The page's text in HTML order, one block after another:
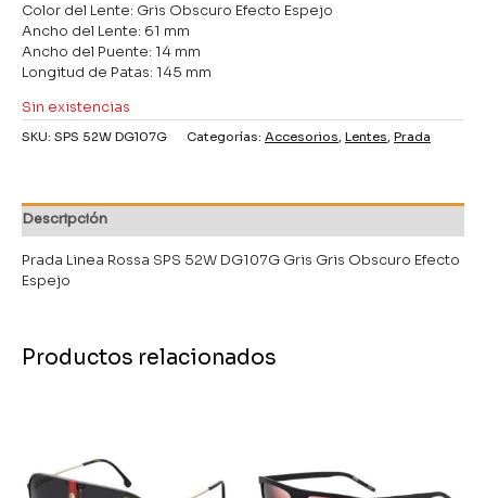
Color del Lente: Gris Obscuro Efecto Espejo
Ancho del Lente: 61 mm
Ancho del Puente: 14 mm
Longitud de Patas: 145 mm
Sin existencias
SKU: SPS 52W DG107G Categorías: Accesorios, Lentes, Prada
Descripción
Prada Linea Rossa SPS 52W DG107G Gris Gris Obscuro Efecto
Espejo
Productos relacionados